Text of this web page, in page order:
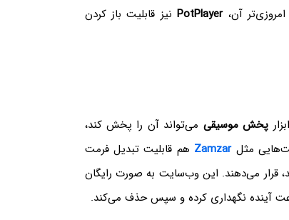
آن،PotPlayerنیز قابلیت باز کردن
پخش موسیقی می‌تواند آن را پخش کند،
مثلZamzar هم قابلیت تبدیل فرمت
قرار می‌دهند. این وب‌سایت به صورت رایگان